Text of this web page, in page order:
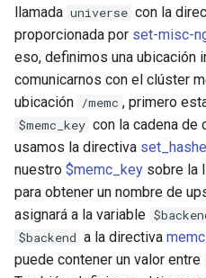
upload
upstream-healthcheck
upstream
validation
vhost
llamada universe con la
proporcionada por set-misc-
eso, definimos una ubicación
comunicarnos con el clúster
ubicación /memc , primero
$memc_key con la cadena de
usamos la directiva
nuestro $memc_key sobre la
para obtener un nombre de
asignará a la variable
$backend a la directiva
puede contener un valor entre